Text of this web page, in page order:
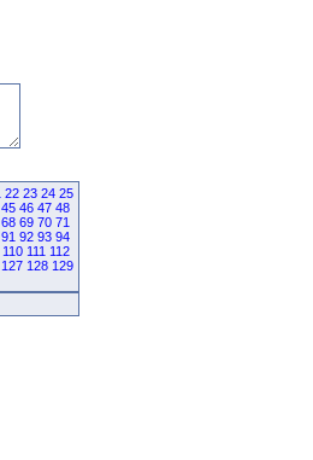
22 23 24 25
45 46 47 48
68 69 70 71
91 92 93 94
110 111 112
127 128 129